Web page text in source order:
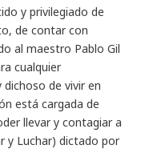
y privilegiado de
de contar con
al maestro Pablo Gil
cualquier
de vivir en
está cargada de
llevar y contagiar a
y Luchar) dictado por